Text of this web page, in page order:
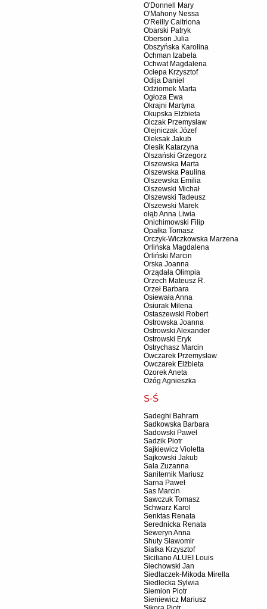
O'Donnell Mary
O'Mahony Nessa
O'Reilly Caitriona
Obarski Patryk
Oberson Julia
Obszyńska Karolina
Ochman Izabela
Ochwat Magdalena
Ociepa Krzysztof
Odija Daniel
Odziomek Marta
Ogłoza Ewa
Okrajni Martyna
Okupska Elżbieta
Olczak Przemysław
Olejniczak Józef
Oleksak Jakub
Olesik Katarzyna
Olszański Grzegorz
Olszewska Marta
Olszewska Paulina
Olszewska Emilia
Olszewski Michał
Olszewski Tadeusz
Olszewski Marek
ołąb Anna Liwia
Onichimowski Filip
Opałka Tomasz
Orczyk-Wiczkowska Marzena
Orlińska Magdalena
Orliński Marcin
Orska Joanna
Orządała Olimpia
Orzech Mateusz R.
Orzeł Barbara
Osiewała Anna
Osiurak Milena
Ostaszewski Robert
Ostrowska Joanna
Ostrowski Alexander
Ostrowski Eryk
Ostrychasz Marcin
Owczarek Przemysław
Owczarek Elżbieta
Ozorek Aneta
Ożóg Agnieszka
S-Ś
Sadeghi Bahram
Sadkowska Barbara
Sadowski Paweł
Sadzik Piotr
Sajkiewicz Violetta
Sajkowski Jakub
Sala Zuzanna
Saniternik Mariusz
Sarna Paweł
Sas Marcin
Sawczuk Tomasz
Schwarz Karol
Senktas Renata
Serednicka Renata
Seweryn Anna
Shuty Sławomir
Siatka Krzysztof
Siciliano ALUEI Louis
Siechowski Jan
Siedlaczek-Mikoda Mirella
Siedlecka Sylwia
Siemion Piotr
Sieniewicz Mariusz